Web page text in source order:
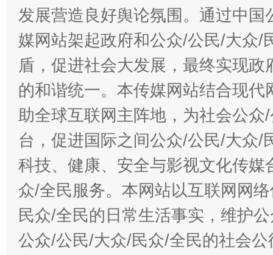
发展营造良好舆论氛围。通过中
媒网站架起政府和公众/公民/大众/
盾，促进社会大发展，最终实现
的和谐统一。本传媒网站结合现
助全球互联网主阵地，为社会公
台，促进国际之间公众/公民/大众/
科技、健康、安全与影视文化传
众/全民服务。本网站以互联网网
民众/全民的日常生活事实，维护
公众/公民/大众/民众/全民的社会公